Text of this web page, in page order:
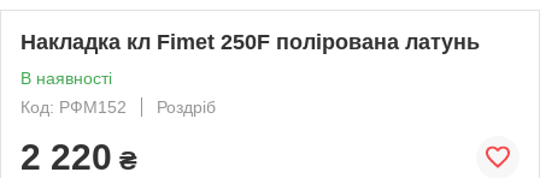
Накладка кл Fimet 250F полірована латунь
В наявності
Код: РФМ152
Роздріб
2 220 ₴